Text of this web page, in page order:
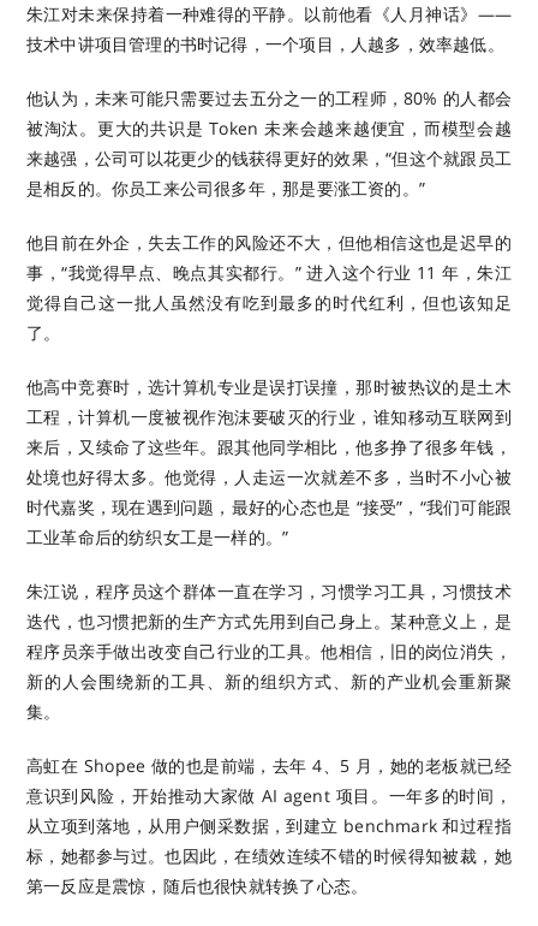
朱江对未来保持着一种难得的平静。以前他看《人月神话》——
技术中讲项目管理的书时记得，一个项目，人越多，效率越低。
他认为，未来可能只需要过去五分之一的工程师，80% 的人都会
被淘汰。更大的共识是 Token 未来会越来越便宜，而模型会越
来越强，公司可以花更少的钱获得更好的效果，“但这个就跟员工
是相反的。你员工来公司很多年，那是要涨工资的。”
他目前在外企，失去工作的风险还不大，但他相信这也是迟早的
事，“我觉得早点、晚点其实都行。” 进入这个行业 11 年，朱江
觉得自己这一批人虽然没有吃到最多的时代红利，但也该知足
了。
他高中竞赛时，选计算机专业是误打误撞，那时被热议的是土木
工程，计算机一度被视作泡沫要破灭的行业，谁知移动互联网到
来后，又续命了这些年。跟其他同学相比，他多挣了很多年钱，
处境也好得太多。他觉得，人走运一次就差不多，当时不小心被
时代嘉奖，现在遇到问题，最好的心态也是 “接受”，“我们可能跟
工业革命后的纺织女工是一样的。”
朱江说，程序员这个群体一直在学习，习惯学习工具，习惯技术
迭代，也习惯把新的生产方式先用到自己身上。某种意义上，是
程序员亲手做出改变自己行业的工具。他相信，旧的岗位消失，
新的人会围绕新的工具、新的组织方式、新的产业机会重新聚
集。
高虹在 Shopee 做的也是前端，去年 4、5 月，她的老板就已经
意识到风险，开始推动大家做 AI agent 项目。一年多的时间，
从立项到落地，从用户侧采数据，到建立 benchmark 和过程指
标，她都参与过。也因此，在绩效连续不错的时候得知被裁，她
第一反应是震惊，随后也很快就转换了心态。